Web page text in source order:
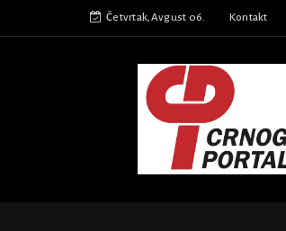
Četvrtak,Avgust 06. Kontakt